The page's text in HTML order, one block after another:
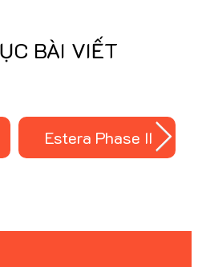
BÀI VIẾT
Estera Phase II